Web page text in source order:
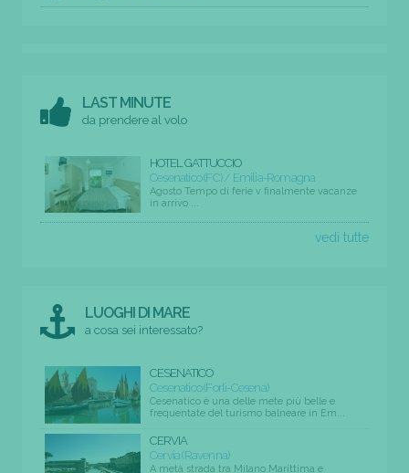
LAST MINUTE
da prendere al volo
HOTEL GATTUCCIO
Cesenatico (FC) / Emilia-Romagna
Agosto Tempo di ferie v finalmente vacanze
in arrivo ...
vedi tutte
LUOGHI DI MARE
a cosa sei interessato?
CESENATICO
Cesenatico (Forli-Cesena)
Cesenatico è una delle mete più belle e
frequentate del turismo balneare in Em...
CERVIA
Cervia (Ravenna)
A metà strada tra Milano Marittima e